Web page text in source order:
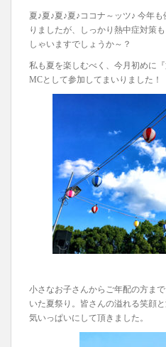
夏♪夏♪夏♪夏♪ココナ～ッツ♪ 今年
りましたが、しっかり熱中症対策
しゃいますでしょうか～？
私も夏を楽しむべく、今月初めに
MCとして参加してまいりました！
小さなお子さんからご年配の方ま
いた夏祭り。皆さんの溢れる笑顔
気いっぱいにして頂きました。